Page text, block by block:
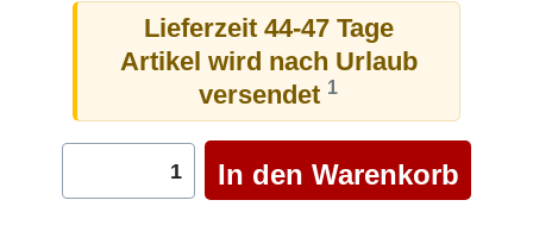
Lieferzeit 44-47 Tage
Artikel wird nach Urlaub
versendet 1